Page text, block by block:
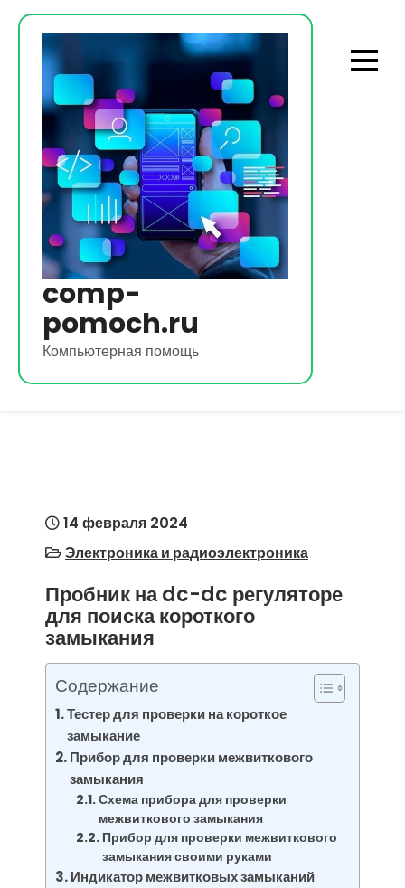
Перейти
содержимому
comp-
pomoch.ru
Компьютерная помощь
14 февраля 2024
Электроника и радиоэлектроника
Пробник на dc-dc регуляторе
для поиска короткого
замыкания
Содержание
Тестер для проверки на короткое
замыкание
Прибор для проверки межвиткового
замыкания
Схема прибора для проверки
межвиткового замыкания
Прибор для проверки межвиткового
замыкания своими руками
Индикатор межвитковых замыканий